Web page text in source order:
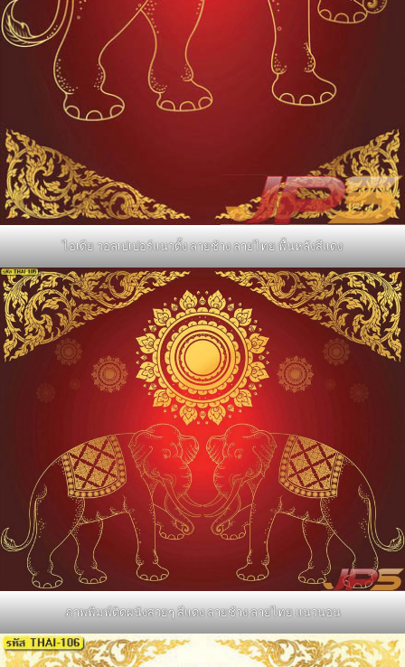
ไอเดีย วอลเปเปอร์แนวตั้ง ลายช้าง ลายไทย พื้นหลังสีแดง
ภาพพิมพ์ติดผนังสวยๆ สีแดง ลายช้าง ลายไทย แนวนอน